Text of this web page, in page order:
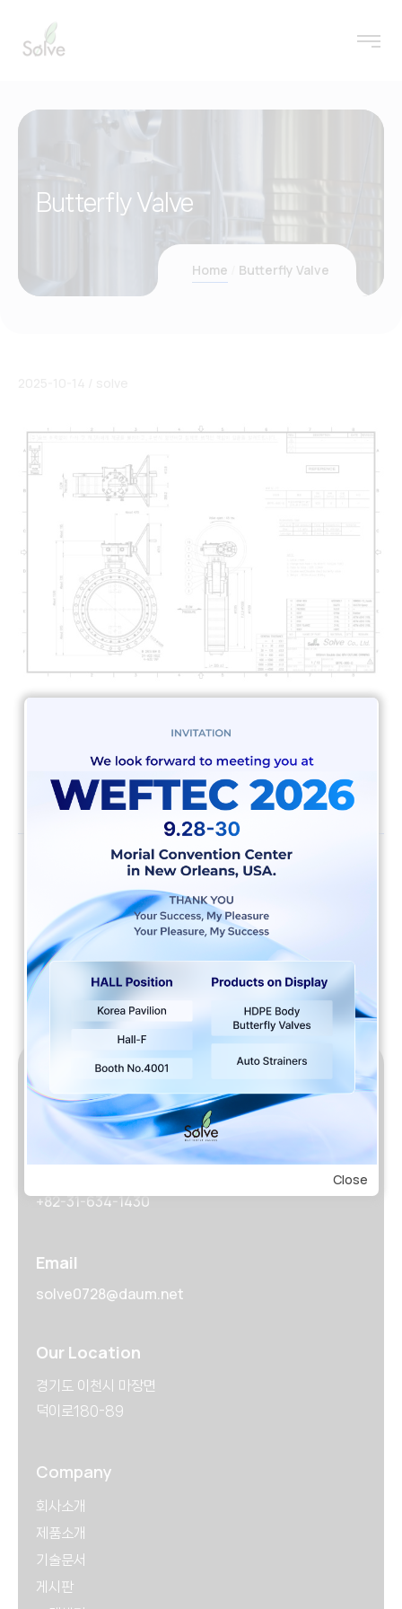
Butterfly Valve
Home Butterfly Valve
Bysolve
List
+82-70-4225-1889
FAX
+82-31-634-1430
Email
solve0728@daum.net
Our Location
경기도 이천시 마장면
덕이로180-89
Company
회사소개
제품소개
기술문서
게시판
Close